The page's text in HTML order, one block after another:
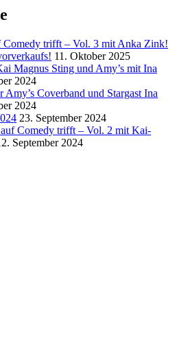
Comedy trifft – Vol. 3 mit Anka Zink!
11. Oktober 2025
Magnus Sting und Amy’s mit Ina
2024
Amy’s Coverband und Stargast Ina
2024
23. September 2024
Comedy trifft – Vol. 2 mit Kai-
September 2024